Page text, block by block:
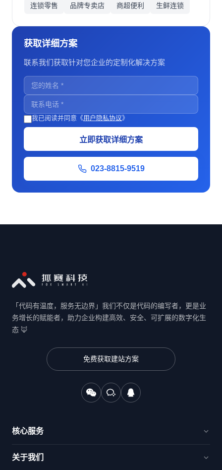
连锁零售 品牌专卖店 商超便利 生鲜连锁
获取详细方案
联系我们获取针对您企业的定制化解决方案
我已阅读并同意《用户隐私协议》
立即获取详细方案
023-8815-9519
「代码有温度，服务无边界」我们不仅是代码的编写者，更是业
务增长的赋能者，助力企业构建高效、安全、可扩展的数字化生
态 🦊
免费获取建站方案
核心服务
电商新零售与交易平台
关于我们